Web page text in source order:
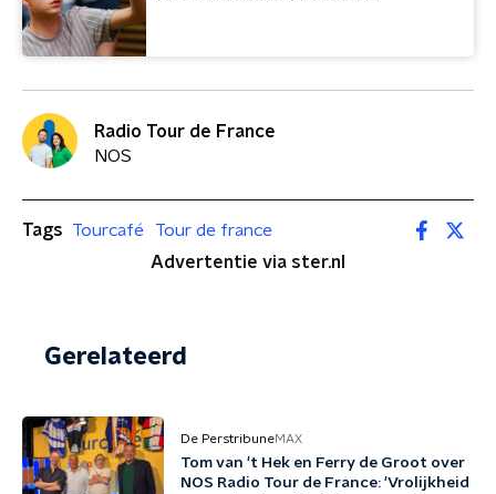
Radio Tour de France
NOS
Tags Tourcafé
Tour de france
Advertentie via ster.nl
Gerelateerd
De PerstribuneMAX
Tom van 't Hek en Ferry de Groot over
NOS Radio Tour de France: 'Vrolijkheid